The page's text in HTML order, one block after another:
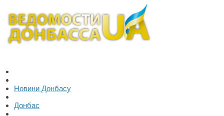
Новини Донбасу
Донбас